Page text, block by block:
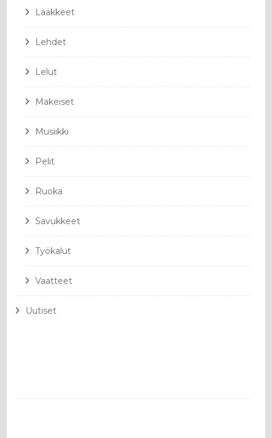
Lääkkeet
Lehdet
Lelut
Makeiset
Musiikki
Pelit
Ruoka
Savukkeet
Työkalut
Vaatteet
Uutiset